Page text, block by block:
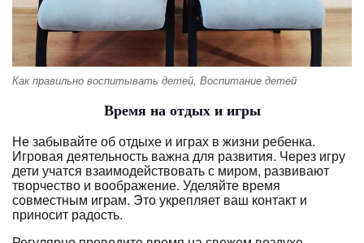
Как правильно воспитывать детей, Воспитание детей
Время на отдых и игры
Не забывайте об отдыхе и играх в жизни ребенка.
Игровая деятельность важна для развития. Через игру
дети учатся взаимодействовать с миром, развивают
творчество и воображение. Уделяйте время
совместным играм. Это укрепляет ваш контакт и
приносит радость.